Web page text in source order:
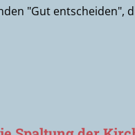
"Gut entscheiden",